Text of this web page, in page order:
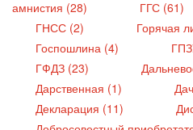
амнистия (28)
ГГС (61)
ГНСС (2)
Горячая
Госпошлина (4)
ГФДЗ (23)
Дарственная (1)
Декларация (11)